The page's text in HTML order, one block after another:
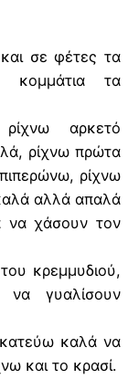
σε φέτες τα
κομμάτια τα
αρκετό
ρίχνω πρώτα
ρίχνω
αλλά απαλά
να χάσουν τον
κρεμμυδιού,
γυαλίσουν
καλά να
και το κρασί.